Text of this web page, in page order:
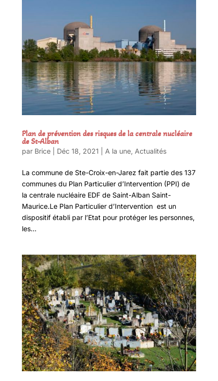
Plan de prévention des risques de la centrale nucléaire
de St-Alban
par Brice| Déc 18, 2021 A la une, Actualités
La commune de Ste-Croix-en-Jarez fait partie des 137
communes du Plan Particulier d’Intervention (PPI) de
la centrale nucléaire EDF de Saint-Alban Saint-
Maurice.Le Plan Particulier d’Intervention est un
dispositif établi par l’Etat pour protéger les personnes,
les...